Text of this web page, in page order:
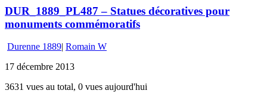
DUR_1889_PL487 – Statues décoratives pour
monuments commémoratifs
Durenne 1889| Romain W
17 décembre 2013
3631 vues au total, 0 vues aujourd'hui